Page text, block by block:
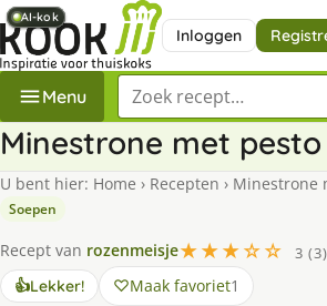
Inloggen
Menu Zoek een recept
Minestrone met pesto
U bent hier: Home › Recepten › Minestrone
Soepen
Recept van rozenmeisje★★★☆☆
3 (3)
👍Lekker! Maak favoriet1
AI-kok
AI-kok
AI-kok
AI-kok